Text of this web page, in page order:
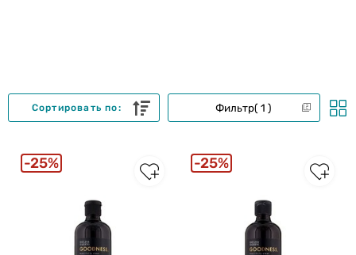
Фильтр 1
Сортировать по:
25% 25%